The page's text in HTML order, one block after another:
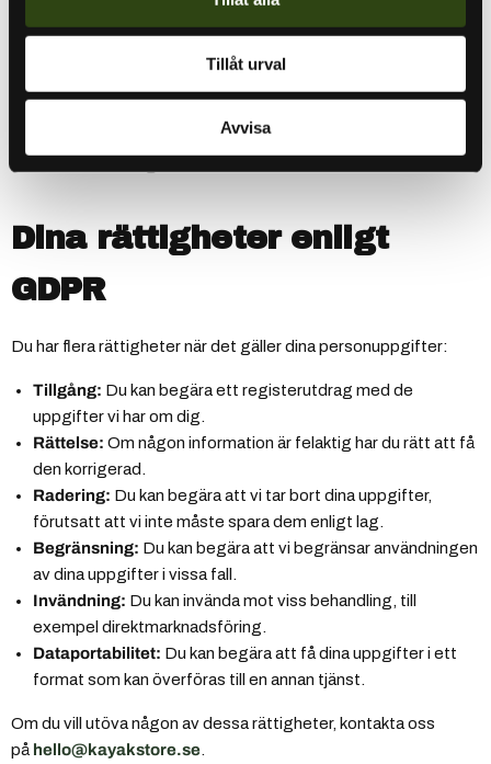
Tillåt urval
Avvisa
myndigheter.
Vid eventuella överföringar av personuppgifter utanför EU
uppgifterna skyddas genom standardavtalsklausuler eller
Dina rättigheter enligt
GDPR
Du har flera rättigheter när det gäller dina personuppgifter:
Tillgång: Du kan begära ett registerutdrag med de
uppgifter vi har om dig.
Rättelse: Om någon information är felaktig har du rätt att få
den korrigerad.
Radering: Du kan begära att vi tar bort dina uppgifter,
förutsatt att vi inte måste spara dem enligt lag.
Begränsning: Du kan begära att vi begränsar användningen
av dina uppgifter i vissa fall.
Invändning: Du kan invända mot viss behandling, till
exempel direktmarknadsföring.
Dataportabilitet: Du kan begära att få dina uppgifter i ett
format som kan överföras till en annan tjänst.
Om du vill utöva någon av dessa rättigheter, kontakta oss
på hello@kayakstore.se